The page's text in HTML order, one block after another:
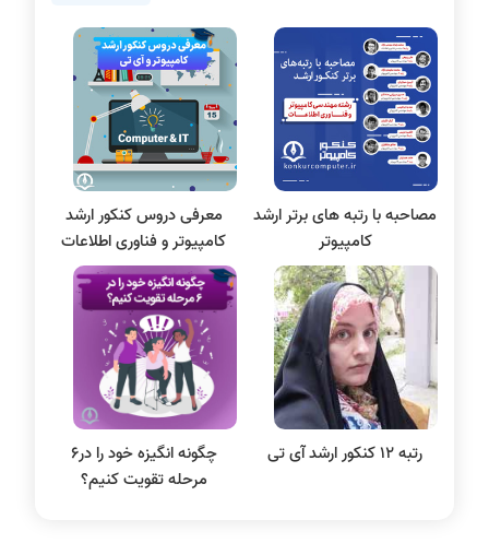
پایتون
سی شارپ
علم داده
مقاله نویسی
بلاکچین
پایگاه داده
الکترونیک دیجیتال
سیستم عامل
نظریه زبانها
سیگنال و سیستمها
مصاحبه با رتبه های برتر ارشد
کامپیوتر
معرفی دروس کنکور ارشد
کامپیوتر و فناوری اطلاعات
رتبه 12 کنکور ارشد آی تی
چگونه انگیزه خود را در6
مرحله تقویت کنیم؟